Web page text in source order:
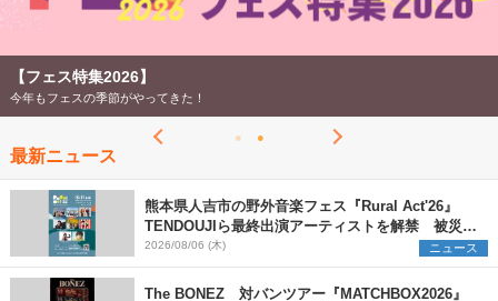
【フェス特集2026】
今年もフェスの季節がやってきた！
最新ニュース
熊本県人吉市の野外音楽フェス『Rural Act'26』
TENDOUJIら最終出演アーティストを解禁 被災地
支援プロジェクトの始動も発表
2026/08/06 (木) ニュース
The BONEZ 対バンツアー『MATCHBOX2026』